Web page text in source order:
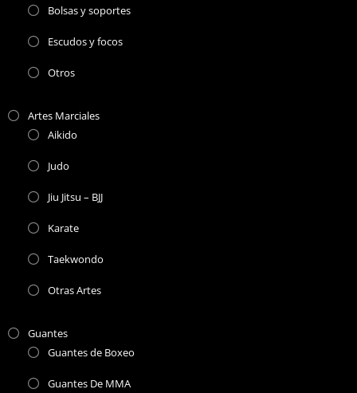
Bolsas y soportes
Escudos y focos
Otros
Artes Marciales
Aikido
Judo
Jiu Jitsu – BJJ
Karate
Taekwondo
Otras Artes
Guantes
Guantes de Boxeo
Guantes De MMA